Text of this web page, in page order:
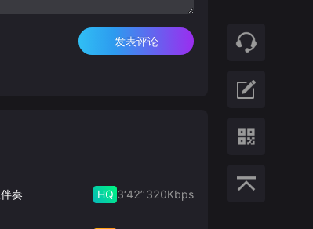
发表评论
奏 HQ 3‘42’‘320Kbps